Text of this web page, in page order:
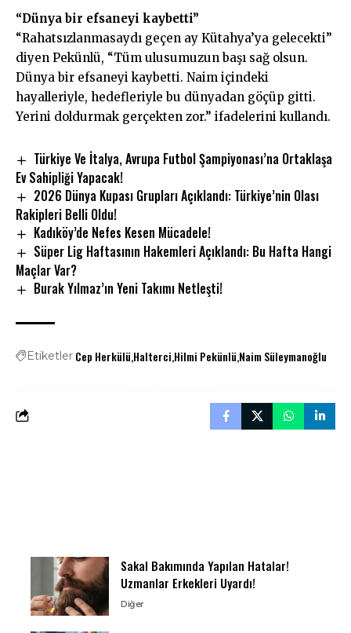
“Dünya bir efsaneyi kaybetti”
“Rahatsızlanmasaydı geçen ay Kütahya’ya gelecekti”
diyen Pekünlü, “Tüm ulusumuzun başı sağ olsun.
Dünya bir efsaneyi kaybetti. Naim içindeki
hayalleriyle, hedefleriyle bu dünyadan göçüp gitti.
Yerini doldurmak gerçekten zor.” ifadelerini kullandı.
Türkiye Ve İtalya, Avrupa Futbol Şampiyonası’na Ortaklaşa
Ev Sahipliği Yapacak!
2026 Dünya Kupası Grupları Açıklandı: Türkiye’nin Olası
Rakipleri Belli Oldu!
Kadıköy’de Nefes Kesen Mücadele!
Süper Lig Haftasının Hakemleri Açıklandı: Bu Hafta Hangi
Maçlar Var?
Burak Yılmaz’ın Yeni Takımı Netleşti!
Etiketler Cep Herkülü Halterci Hilmi Pekünlü Naim Süleymanoğlu
Sakal Bakımında Yapılan Hatalar!
Uzmanlar Erkekleri Uyardı!
Diğer